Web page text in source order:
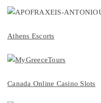
Athens Escorts
Canada Online Casino Slots